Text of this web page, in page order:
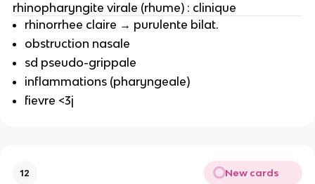
rhinopharyngite virale (rhume) : clinique
rhinorrhee claire → purulente bilat.
obstruction nasale
sd pseudo-grippale
inflammations (pharyngeale)
fievre <3j
12 New cards